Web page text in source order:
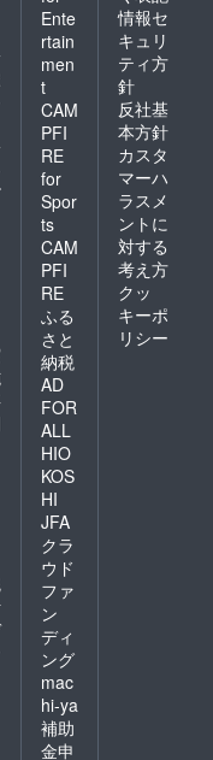
Ente
rtain
men
t
CAM
PFI
RE
for
Spor
ts
CAM
PFI
RE
ふる
さと
納税
AD
FOR
ALL
HIO
KOS
HI
JFA
クラ
ウド
ファ
ン
ディ
ング
mac
hi-ya
補助
金申
情報セ
キュリ
ティ方
針
反社基
本方針
カスタ
マーハ
ラスメ
ントに
対する
考え方
クッ
キーポ
リシー